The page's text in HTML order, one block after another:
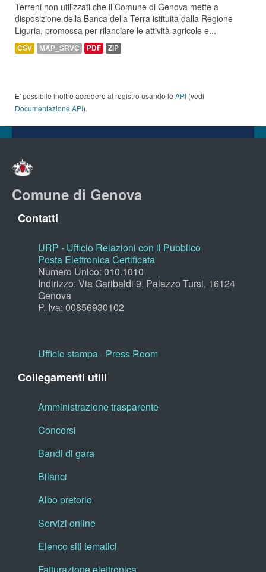
Terreni non utilizzati che il Comune di Genova mette a
disposizione della Banca della Terra istituita dalla Regione
Liguria, promossa per rilanciare le attività agricole e...
CSV MAP_SRVC PDF ZIP
E' possibile inoltre accedere al registro usando le API (vedi
Documentazione API).
Comune di Genova
Contatti
URP - Ufficio Relazioni con il Pubblico
Posta Elettronica Certificata
Numero Unico: 010.1010
Indirizzo: Via Garibaldi 9, Palazzo Tursi, 16124
Genova
P. Iva: 00856930102
Ufficio stampa - Press Room
Collegamenti utili
Amministrazione trasparente
Concorsi
Bandi di gara
Bilanci
Albo pretorio
Servizi online
Elenco siti tematici